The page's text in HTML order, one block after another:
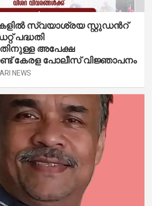
സ്വയാശ്രയ സ്റ്റുഡന്‍റ്
പദ്ധതി
അപേക്ഷ
കേരള പോലീസ് വിജ്ഞാപനം
NEWS